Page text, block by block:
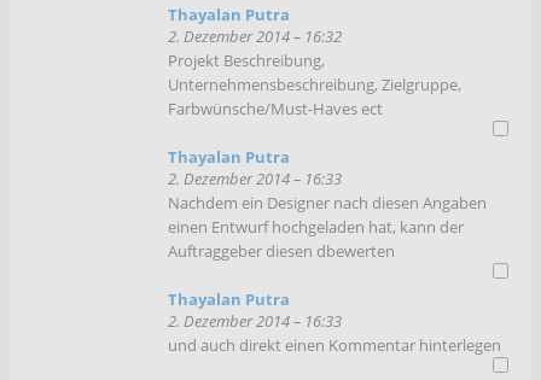
Thayalan Putra
2. Dezember 2014 – 16:32
Projekt Beschreibung,
Unternehmensbeschreibung, Zielgruppe,
Farbwünsche/Must-Haves ect
Thayalan Putra
2. Dezember 2014 – 16:33
Nachdem ein Designer nach diesen Angaben
einen Entwurf hochgeladen hat, kann der
Auftraggeber diesen dbewerten
Thayalan Putra
2. Dezember 2014 – 16:33
und auch direkt einen Kommentar hinterlegen